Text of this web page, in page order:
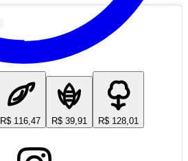
R$ 116,47 R$ 39,91 R$ 128,01